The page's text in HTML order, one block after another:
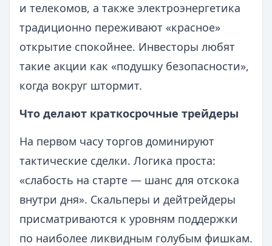
и телекомов, а также электроэнергетика
традиционно переживают «красное»
открытие спокойнее. Инвесторы любят
такие акции как «подушку безопасности»,
когда вокруг штормит.
Что делают краткосрочные трейдеры
На первом часу торгов доминируют
тактические сделки. Логика проста:
«слабость на старте — шанс для отскока
внутри дня». Скальперы и дейтрейдеры
присматриваются к уровням поддержки
по наиболее ликвидным голубым фишкам.